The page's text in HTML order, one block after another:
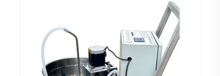
மேலும் பார்க்க >>